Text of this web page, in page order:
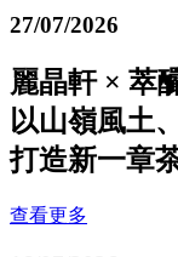
27/07/2026
麗晶軒 × 萃
以山嶺風土
打造新一章
查看更多